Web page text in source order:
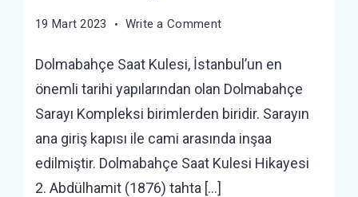
19 Mart 2023 Write a Commenton
Saat
Kulesi
Dolmabahçe Saat Kulesi, İstanbul’un en
önemli tarihi yapılarından olan Dolmabahçe
Sarayı Kompleksi birimlerden biridir. Sarayın
ana giriş kapısı ile cami arasında inşaa
edilmiştir. Dolmabahçe Saat Kulesi Hikayesi
2. Abdülhamit (1876) tahta […]